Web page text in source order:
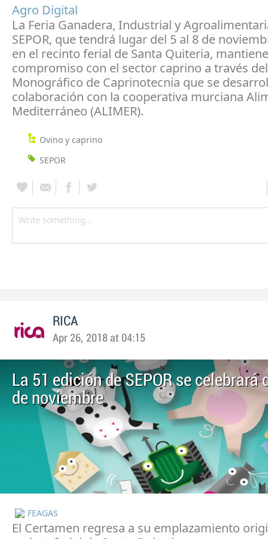
Agro Digital
La Feria Ganadera, Industrial y
SEPOR, que tendrá lugar del 5 al 8 de
en el recinto ferial de Santa Quiteria,
compromiso con el sector caprino a través del
Monográfico de Caprinotecnia que se
colaboración con la cooperativa murciana
Mediterráneo (ALIMER).
Ovino y caprino
SEPOR
RICA
Apr 26, 2018 at 04:15
La 51 edición de SEPOR se celebrará
de noviembre
FEAGAS
El Certamen regresa a su emplazamiento